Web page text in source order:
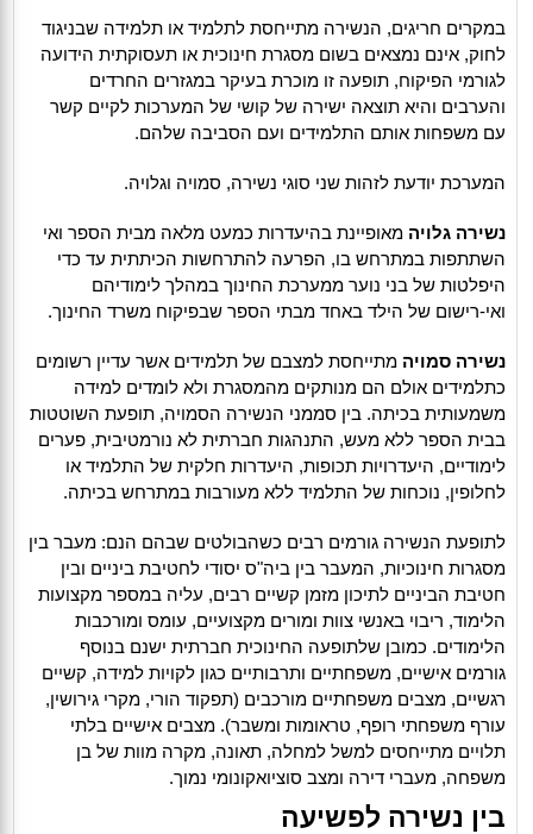
במקרים חריגים, הנשירה מתייחסת לתלמיד או תלמידה שבניגוד
לחוק, אינם נמצאים בשום מסגרת חינוכית או תעסוקתית הידועה
לגורמי הפיקוח, תופעה זו מוכרת בעיקר במגזרים החרדים
והערבים והיא תוצאה ישירה של קושי של המערכות לקיים קשר
עם משפחות אותם התלמידים ועם הסביבה שלהם.
המערכת יודעת לזהות שני סוגי נשירה, סמויה וגלויה.
נשירה גלויה מאופיינת בהיעדרות כמעט מלאה מבית הספר ואי
השתתפות במתרחש בו, הפרעה להתרחשות הכיתתית עד כדי
היפלטות של בני נוער ממערכת החינוך במהלך לימודיהם
ואי-רישום של הילד באחד מבתי הספר שבפיקוח משרד החינוך.
נשירה סמויה מתייחסת למצבם של תלמידים אשר עדיין רשומים
כתלמידים אולם הם מנותקים מהמסגרת ולא לומדים למידה
משמעותית בכיתה. בין סממני הנשירה הסמויה, תופעת השוטטות
בבית הספר ללא מעש, התנהגות חברתית לא נורמטיבית, פערים
לימודיים, היעדרויות תכופות, היעדרות חלקית של התלמיד או
לחלופין, נוכחות של התלמיד ללא מעורבות במתרחש בכיתה.
לתופעת הנשירה גורמים רבים כשהבולטים שבהם הנם: מעבר בין
מסגרות חינוכיות, המעבר בין ביה"ס יסודי לחטיבת ביניים ובין
חטיבת הביניים לתיכון מזמן קשיים רבים, עליה במספר מקצועות
הלימוד, ריבוי באנשי צוות ומורים מקצועיים, עומס ומורכבות
הלימודים. כמובן שלתופעה החינוכית חברתית ישנם בנוסף
גורמים אישיים, משפחתיים ותרבותיים כגון לקויות למידה, קשיים
רגשיים, מצבים משפחתיים מורכבים (תפקוד הורי, מקרי גירושין,
עורף משפחתי רופף, טראומות ומשבר). מצבים אישיים בלתי
תלויים מתייחסים למשל למחלה, תאונה, מקרה מוות של בן
משפחה, מעברי דירה ומצב סוציואקונומי נמוך.
בין נשירה לפשיעה